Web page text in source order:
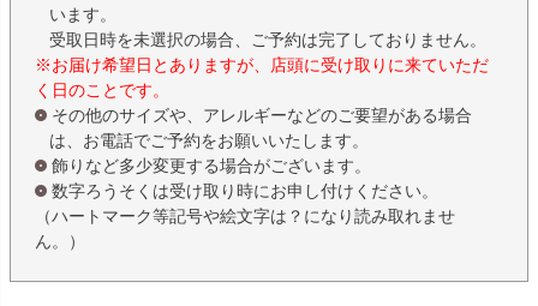
います。
受取日時を未選択の場合、ご予約は完了しておりません。
※お届け希望日とありますが、店頭に受け取りに来ていただ
く日のことです。
その他のサイズや、アレルギーなどのご要望がある場合
は、お電話でご予約をお願いいたします。
飾りなど多少変更する場合がございます。
数字ろうそくは受け取り時にお申し付けください。
（ハートマーク等記号や絵文字は？になり読み取れませ
ん。）